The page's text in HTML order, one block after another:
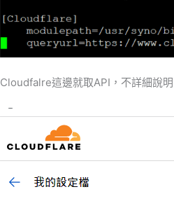
Cloudfalre這邊就取API，不詳細說明